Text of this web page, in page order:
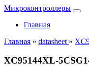
Микроконтроллеры
Главная
Главная » datasheet »
XC95144XL-